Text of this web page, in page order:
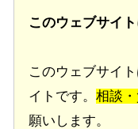
このウェブサイ
このウェブサイ
イトです。 相談
願いします。